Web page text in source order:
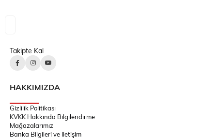
Takipte Kal
HAKKIMIZDA
Gizlilik Politikası
KVKK Hakkında Bilgilendirme
Mağazalarımız
Banka Bilgileri ve İletişim